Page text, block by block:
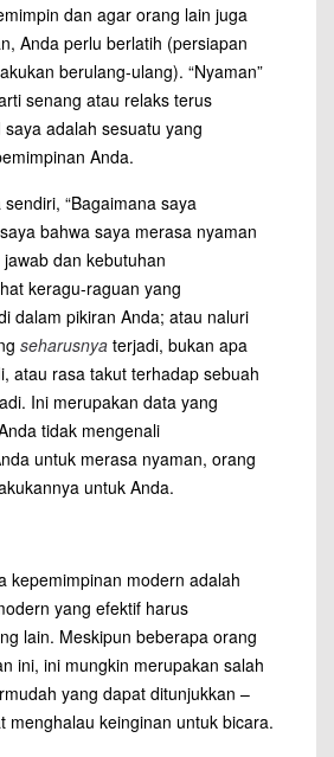
dan agar orang lain juga
Anda perlu berlatih (persiapan
berulang-ulang). “Nyaman”
senang atau relaks terus
adalah sesuatu yang
Anda.
“Bagaimana saya
bahwa saya merasa nyaman
dan kebutuhan
keragu-raguan yang
dalam pikiran Anda; atau naluri
seharusnya terjadi, bukan apa
atau rasa takut terhadap sebuah
Ini merupakan data yang
tidak mengenali
untuk merasa nyaman, orang
untuk Anda.
kepemimpinan modern adalah
yang efektif harus
lain. Meskipun beberapa orang
ini, ini mungkin merupakan salah
yang dapat ditunjukkan –
menghalau keinginan untuk bicara.